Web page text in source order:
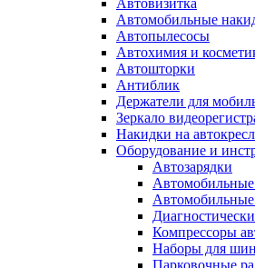
Автовизитка
Автомобильные
Автопылесосы
Автохимия и
Автошторки
Антиблик
Держатели для
Зеркало
Накидки на
Оборудование и
Автозарядки
Компрессоры
Наборы для
Парковочные